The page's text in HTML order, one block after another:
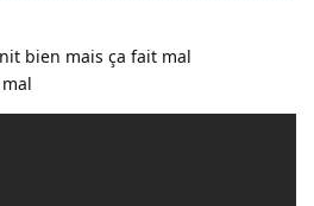
bien mais ça fait mal